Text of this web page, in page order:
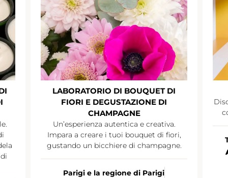
LABORATORIO DI BOUQUET DI
FIORI E DEGUSTAZIONE DI
CHAMPAGNE
Un’esperienza autentica e creativa.
Impara a creare i tuoi bouquet di fiori,
gustando un bicchiere di champagne.
Parigi e la regione di Parigi